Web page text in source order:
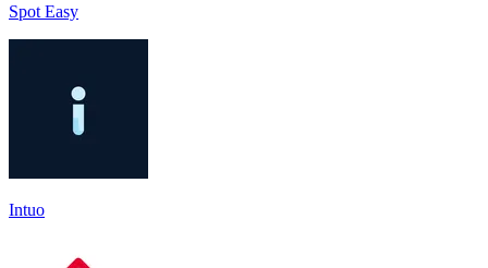
Spot Easy
Intuo